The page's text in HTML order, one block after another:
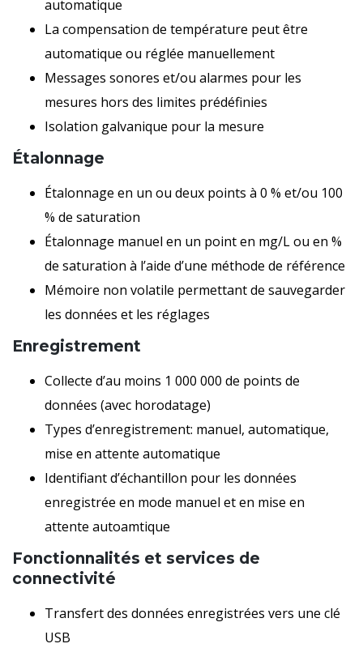
automatique
La compensation de température peut être
automatique ou réglée manuellement
Messages sonores et/ou alarmes pour les
mesures hors des limites prédéfinies
Isolation galvanique pour la mesure
Étalonnage
Étalonnage en un ou deux points à 0 % et/ou 100
% de saturation
Étalonnage manuel en un point en mg/L ou en %
de saturation à l’aide d’une méthode de référence
Mémoire non volatile permettant de sauvegarder
les données et les réglages
Enregistrement
Collecte d’au moins 1 000 000 de points de
données (avec horodatage)
Types d’enregistrement: manuel, automatique,
mise en attente automatique
Identifiant d’échantillon pour les données
enregistrée en mode manuel et en mise en
attente autoamtique
Fonctionnalités et services de
connectivité
Transfert des données enregistrées vers une clé
USB